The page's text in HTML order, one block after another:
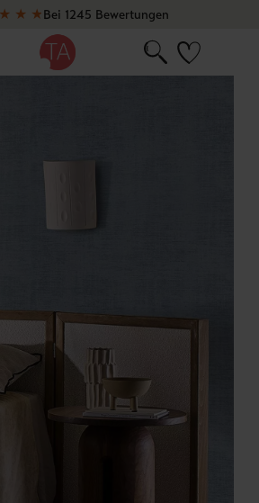
★ ★ ★Bei 1245 Bewertungen